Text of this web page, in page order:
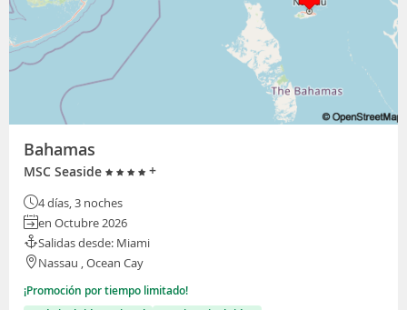
Bahamas
MSC Seaside +
4 días, 3 noches
en Octubre 2026
Salidas desde: Miami
Nassau , Ocean Cay
¡Promoción por tiempo limitado!